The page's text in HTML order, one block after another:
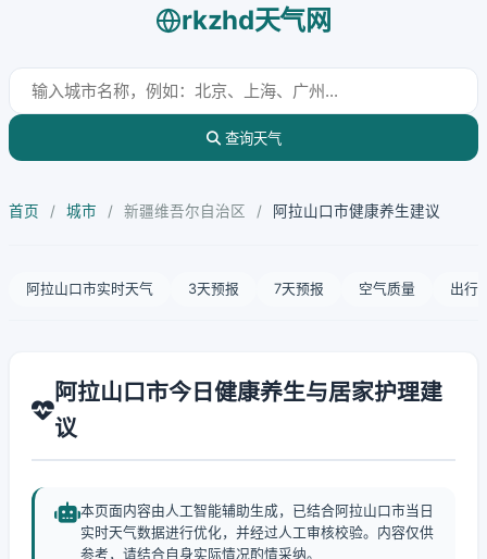
rkzhd天气网
查询天气
首页 / 城市 / 新疆维吾尔自治区 / 阿拉山口市健康养生建议
阿拉山口市实时天气 3天预报 7天预报 空气质量 出行
阿拉山口市今日健康养生与居家护理建
议
本页面内容由人工智能辅助生成，已结合阿拉山口市当日
实时天气数据进行优化，并经过人工审核校验。内容仅供
参考，请结合自身实际情况酌情采纳。